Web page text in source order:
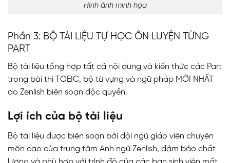
Hình ảnh minh họa
Phần 3: BỘ TÀI LIỆU TỰ HỌC ÔN LUYỆN TỪNG
PART
Bộ tài liệu tổng hợp tất cả nội dung và kiến thức các Part
trong bài thi TOEIC, bộ từ vựng và ngữ pháp MỚI NHẤT
do Zenlish biên soạn độc quyền.
Lợi ích của bộ tài liệu
Bộ tài liệu được biên soạn bởi đội ngũ giáo viên chuyên
môn cao của trung tâm Anh ngữ Zenlish, đảm bảo chất